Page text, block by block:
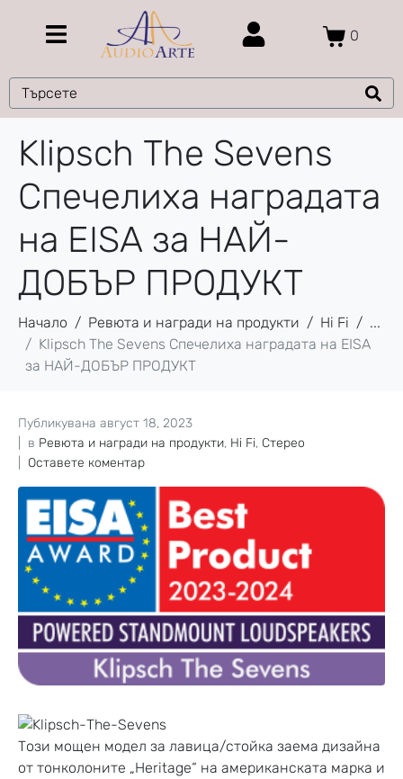
0
Klipsch The Sevens
Спечелиха наградата
на EISA за НАЙ-
ДОБЪР ПРОДУКТ
Начало Ревюта и награди на продукти Hi Fi
...
Klipsch The Sevens Спечелиха наградата на EISA
за НАЙ-ДОБЪР ПРОДУКТ
Публикувана август 18, 2023
в Ревюта и награди на продукти, Hi Fi, Стерео
Оставете коментар
Този мощен модел за лавица/стойка заема дизайна
от тонколоните „Heritage“ на американската марка и